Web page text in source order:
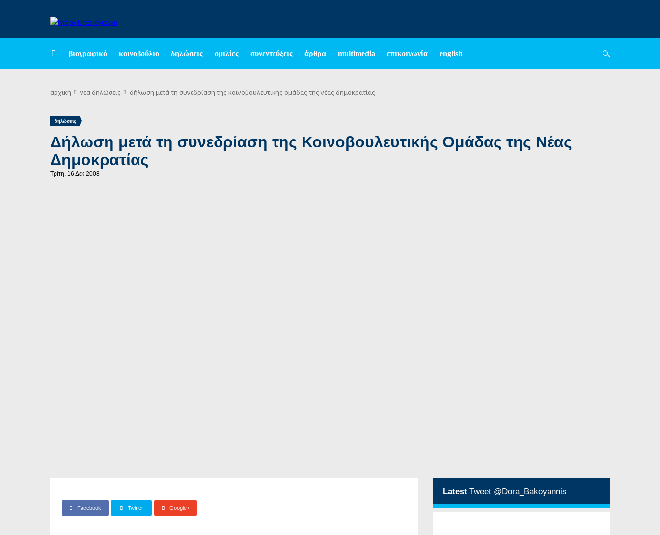
βιογραφικό κοινοβούλιο δηλώσεις ομιλίες συνεντεύξεις άρθρα multimedia επικοινωνία english
αρχική νεα δηλώσεις δήλωση μετά τη συνεδρίαση της κοινοβουλευτικής ομάδας της νέας δημοκρατίας
δηλώσεις
Δήλωση μετά τη συνεδρίαση της Κοινοβουλευτικής Ομάδας της Νέας
Δημοκρατίας
Τρίτη, 16 Δεκ 2008
Facebook Twitter Google+
Latest Tweet @Dora_Bakoyannis